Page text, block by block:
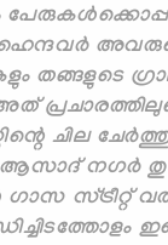
അവരുടെ
തങ്ങളുടെ
ചില
ആസാദ് നഗര്‍
സ്ട്രീറ്റ്